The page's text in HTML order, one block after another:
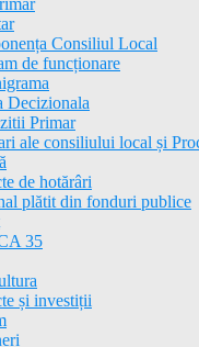
Consiliul Local
de funcționare
Decizionala
Primar
ale consiliului local și
de hotărâri
plătit din fonduri publice
35
și investiții